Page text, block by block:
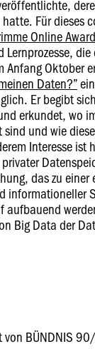
Für dieses
Online Award
Lernprozesse,
Anfang Oktober
Daten?”
Er begibt
erkundet, wo
und wie
Interesse ist
das zu
informationeller
aufbauend
Big Data der
BÜNDNIS